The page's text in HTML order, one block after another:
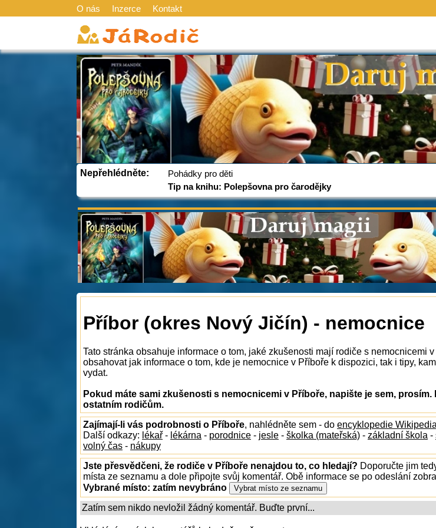
O nás Inzerce Kontakt
Nepřehlédněte:
Pohádky pro děti
Tip na knihu: Polepšovna pro čarodějky
Příbor (okres Nový Jičín) - nemocnice
Tato stránka obsahuje informace o tom, jaké zkušenosti mají rodiče s nemocnicemi
obsahovat jak informace o tom, kde je nemocnice v Příboře k dispozici, tak i tipy,
vydat.
Pokud máte sami zkušenosti s nemocnicemi v Příboře, napište je sem, prosím.
ostatním rodičům.
Zajímají-li vás podrobnosti o Příboře, nahlédněte sem - do encyklopedie
Další odkazy: lékař - lékárna - porodnice - jesle - školka (mateřská) - základní škola -
volný čas - nákupy
Jste přesvědčeni, že rodiče v Příboře nenajdou to, co hledají? Doporučte jim
místa ze seznamu a dole připojte svůj komentář. Obě informace se po odeslání
Vybrané místo: zatím nevybráno
Zatím sem nikdo nevložil žádný komentář. Buďte první...